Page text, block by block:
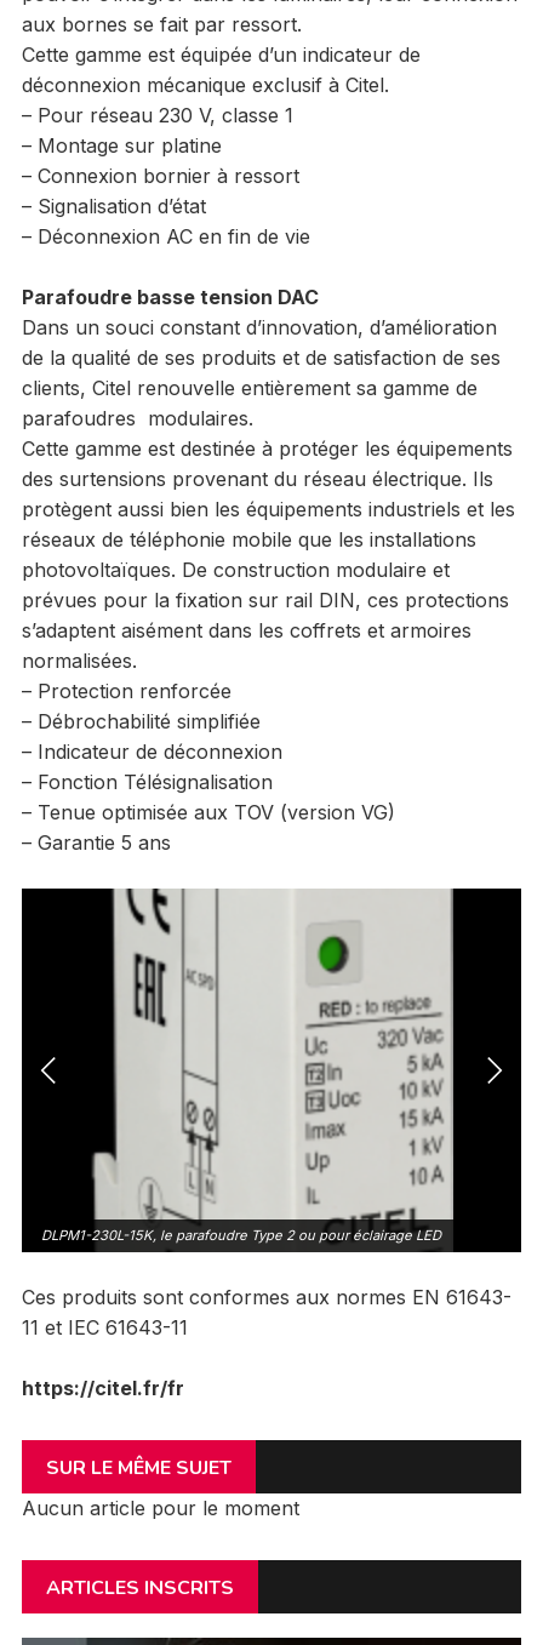
aux bornes se fait par ressort.
Cette gamme est équipée d’un indicateur de
déconnexion mécanique exclusif à Citel.
– Pour réseau 230 V, classe 1
– Montage sur platine
– Connexion bornier à ressort
– Signalisation d’état
– Déconnexion AC en fin de vie
Parafoudre basse tension DAC
Dans un souci constant d’innovation, d’amélioration
de la qualité de ses produits et de satisfaction de ses
clients, Citel renouvelle entièrement sa gamme de
parafoudres modulaires.
Cette gamme est destinée à protéger les équipements
des surtensions provenant du réseau électrique. Ils
protègent aussi bien les équipements industriels et les
réseaux de téléphonie mobile que les installations
photovoltaïques. De construction modulaire et
prévues pour la fixation sur rail DIN, ces protections
s’adaptent aisément dans les coffrets et armoires
normalisées.
– Protection renforcée
– Débrochabilité simplifiée
– Indicateur de déconnexion
– Fonction Télésignalisation
– Tenue optimisée aux TOV (version VG)
– Garantie 5 ans
DLPM1-230L-15K, le parafoudre Type 2 ou pour éclairage LED
Ces produits sont conformes aux normes EN 61643-
11 et IEC 61643-11
https://citel.fr/fr
SUR LE MÊME SUJET
Aucun article pour le moment
ARTICLES INSCRITS